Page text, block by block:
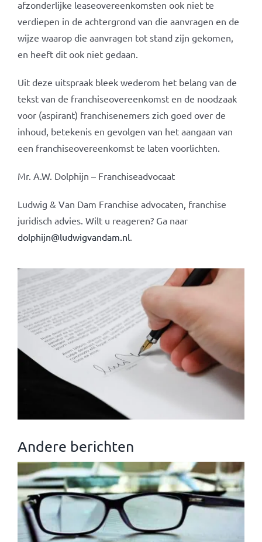
afzonderlijke leaseovereenkomsten ook niet te
verdiepen in de achtergrond van die aanvragen en de
wijze waarop die aanvragen tot stand zijn gekomen,
en heeft dit ook niet gedaan.
Uit deze uitspraak bleek wederom het belang van de
tekst van de franchiseovereenkomst en de noodzaak
voor (aspirant) franchisenemers zich goed over de
inhoud, betekenis en gevolgen van het aangaan van
een franchiseovereenkomst te laten voorlichten.
Mr. A.W. Dolphijn – Franchiseadvocaat
Ludwig & Van Dam Franchise advocaten, franchise
juridisch advies. Wilt u reageren? Ga naar
dolphijn@ludwigvandam.nl.
Andere berichten